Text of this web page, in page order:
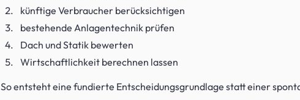
künftige Verbraucher berücksichtigen
bestehende Anlagentechnik prüfen
Dach und Statik bewerten
Wirtschaftlichkeit berechnen lassen
So entsteht eine fundierte Entscheidungsgrundlage statt einer